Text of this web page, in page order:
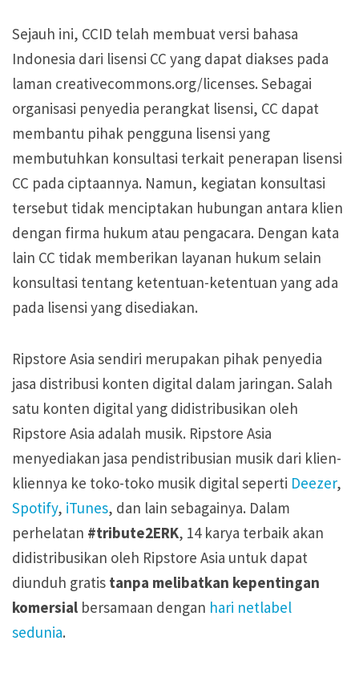
Sejauh ini, CCID telah membuat versi bahasa
Indonesia dari lisensi CC yang dapat diakses pada
laman creativecommons.org/licenses. Sebagai
organisasi penyedia perangkat lisensi, CC dapat
membantu pihak pengguna lisensi yang
membutuhkan konsultasi terkait penerapan lisensi
CC pada ciptaannya. Namun, kegiatan konsultasi
tersebut tidak menciptakan hubungan antara klien
dengan firma hukum atau pengacara. Dengan kata
lain CC tidak memberikan layanan hukum selain
konsultasi tentang ketentuan-ketentuan yang ada
pada lisensi yang disediakan.
Ripstore Asia sendiri merupakan pihak penyedia
jasa distribusi konten digital dalam jaringan. Salah
satu konten digital yang didistribusikan oleh
Ripstore Asia adalah musik. Ripstore Asia
menyediakan jasa pendistribusian musik dari klien-
kliennya ke toko-toko musik digital seperti Deezer,
Spotify, iTunes, dan lain sebagainya. Dalam
perhelatan #tribute2ERK, 14 karya terbaik akan
didistribusikan oleh Ripstore Asia untuk dapat
diunduh gratis tanpa melibatkan kepentingan
komersial bersamaan dengan hari netlabel
sedunia.